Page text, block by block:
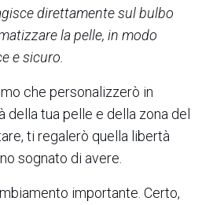
direttamente sul bulbo
la pelle, in modo
e sicuro.
che personalizzerò in
della tua pelle e della zona del
ti regalerò quella libertà
sognato di avere.
importante. Certo,